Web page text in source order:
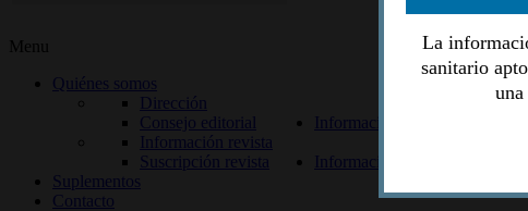
Menu
Quiénes somos
Dirección
Consejo editorial
Información lectores
Información revista
Suscripción revista
Información autores
Suplementos
Contacto
La
sanitario